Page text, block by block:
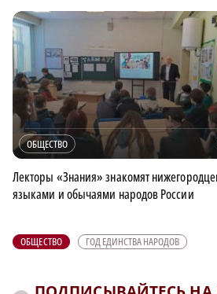
ОБЩЕСТВО
Лекторы «Знания» знакомят
языками и обычаями народов России
ОБЩЕСТВО ГОД ЕДИНСТВА НАРОДОВ